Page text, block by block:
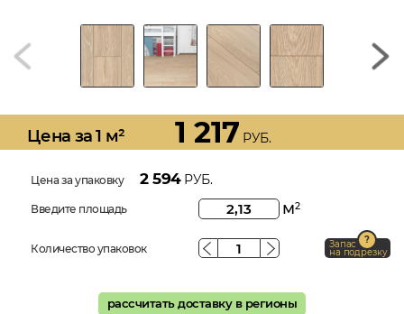
Цена за 1 м² 1 217 РУБ.
Цена за упаковку 2 594РУБ.
Введите площадь м2
Количество упаковок Запас
на подрезку
рассчитать доставку в регионы